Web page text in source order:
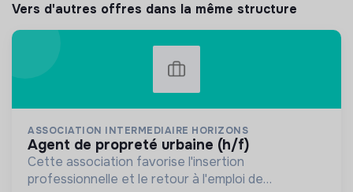
Vers d'autres offres dans la même structure
ASSOCIATION INTERMEDIAIRE HORIZONS
agent de propreté urbaine (h/f)
Cette association favorise l'insertion
professionnelle et le retour à l'emploi de